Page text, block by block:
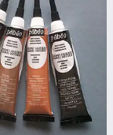
робіт.
для робіт по
наУМОВИ